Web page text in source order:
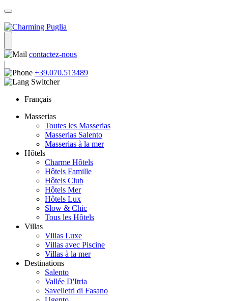
contactez-nous
|
+39.070.513489
Français
Masserias
Toutes les Masserias
Masserias Salento
Masserias à la mer
Hôtels
Charme Hôtels
Hôtels Famille
Hôtels Club
Hôtels Mer
Hôtels Lux
Slow & Chic
Tous les Hôtels
Villas
Villas Luxe
Villas avec Piscine
Villas à la mer
Destinations
Salento
Vallée D'Itria
Savelletri di Fasano